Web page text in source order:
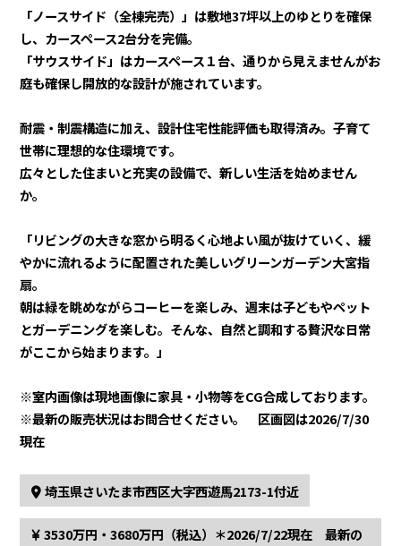
「ノースサイド（全棟完売）」は敷地37坪以上のゆとりを確保
し、カースペース2台分を完備。
「サウスサイド」はカースペース１台、通りから見えませんがお
庭も確保し開放的な設計が施されています。
耐震・制震構造に加え、設計住宅性能評価も取得済み。子育て
世帯に理想的な住環境です。
広々とした住まいと充実の設備で、新しい生活を始めません
か。
「リビングの大きな窓から明るく心地よい風が抜けていく、緩
やかに流れるように配置された美しいグリーンガーデン大宮指
扇。
朝は緑を眺めながらコーヒーを楽しみ、週末は子どもやペット
とガーデニングを楽しむ。そんな、自然と調和する贅沢な日常
がここから始まります。」
※室内画像は現地画像に家具・小物等をCG合成しております。
※最新の販売状況はお問合せください。 区画図は2026/7/30
現在
埼玉県さいたま市西区大字西遊馬2173-1付近
3530万円・3680万円（税込）＊2026/7/22現在 最新の